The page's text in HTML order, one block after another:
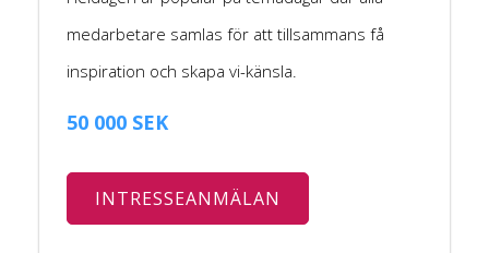
medarbetare samlas för att tillsammans få
inspiration och skapa vi-känsla.
50 000 SEK
INTRESSEANMÄLAN